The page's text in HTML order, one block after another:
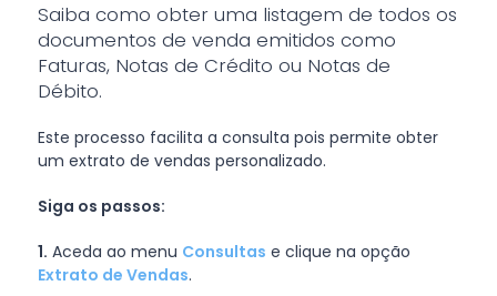
Saiba como obter uma listagem de todos os
documentos de venda emitidos como
Faturas, Notas de Crédito ou Notas de
Débito.
Este processo facilita a consulta pois permite obter
um extrato de vendas personalizado.
Siga os passos:
1. Aceda ao menu Consultas e clique na opção
Extrato de Vendas.